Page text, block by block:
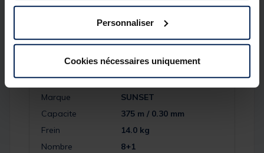
Personnaliser
Cookies nécessaires uniquement
Spécifications
Réf.
249544-1
Marque
SUNSET
Capacite
375 m / 0.30 mm
Frein
14.0 kg
Nombre
8+1